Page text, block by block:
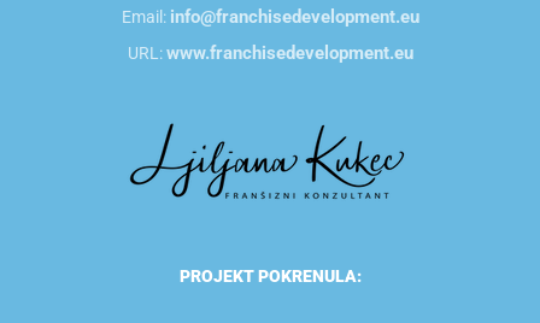
Email: info@franchisedevelopment.eu
URL:www.franchisedevelopment.eu
PROJEKT POKRENULA: